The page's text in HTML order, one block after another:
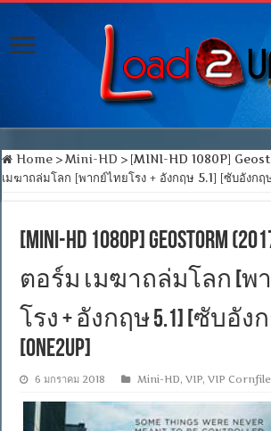
Home > Mini-HD > [MINI-HD 1080P]
เมฆาถล่มโลก [พากย์ไทยโรง + อังกฤษ 5.1] [ซับอังก
[MINI-HD 1080P] Geostorm
ตอร์ม เมฆาถล่มโลก [พ
โรง + อังกฤษ 5.1] [ซับอังก
[ONE2UP]
6 มกราคม 2018 Mini-HD,VIP,VIP Cornfile